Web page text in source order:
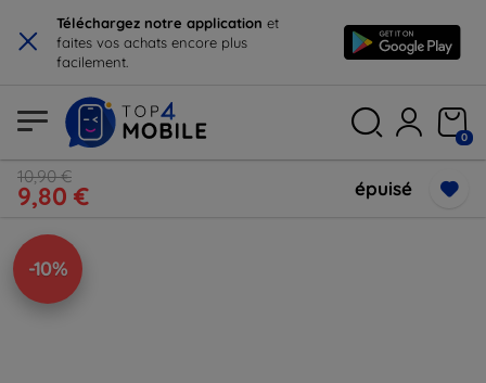
× Téléchargez notre application et
faites vos achats encore plus
facilement.
0
10,90 €
9,80 € épuisé
-10%